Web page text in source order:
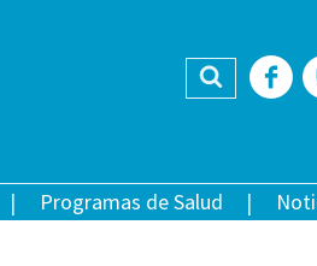
Buscar
Programas de Salud